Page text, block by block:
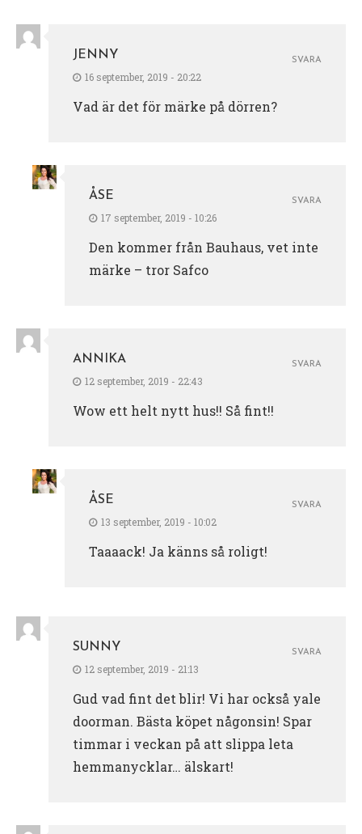
JENNY
16 september, 2019 - 20:22
Vad är det för märke på dörren?
SVARA
ÅSE
17 september, 2019 - 10:26
Den kommer från Bauhaus, vet inte
märke – tror Safco
SVARA
ANNIKA
12 september, 2019 - 22:43
Wow ett helt nytt hus!! Så fint!!
SVARA
ÅSE
13 september, 2019 - 10:02
Taaaack! Ja känns så roligt!
SVARA
SUNNY
12 september, 2019 - 21:13
Gud vad fint det blir! Vi har också yale
doorman. Bästa köpet någonsin! Spar
timmar i veckan på att slippa leta
hemmanycklar… älskart!
SVARA